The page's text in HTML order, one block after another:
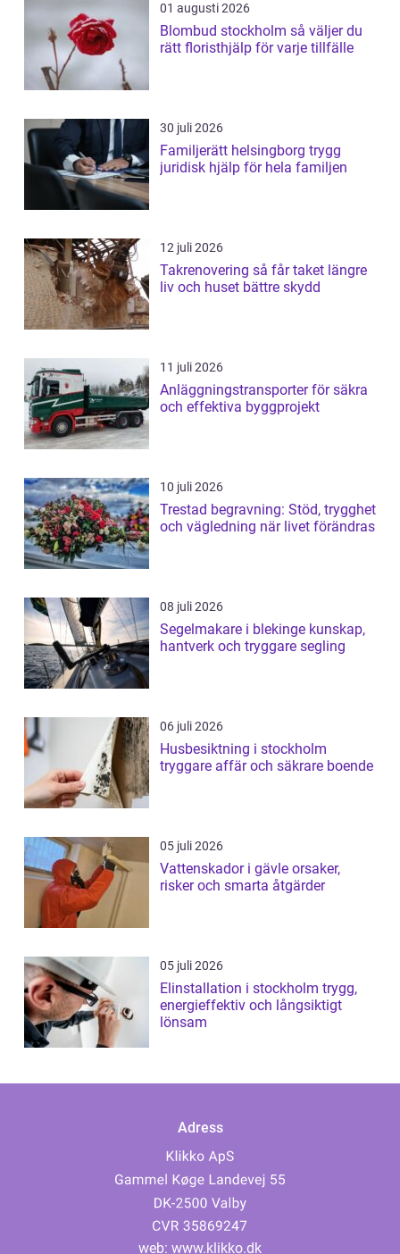
01 augusti 2026
Blombud stockholm så väljer du
rätt floristhjälp för varje tillfälle
30 juli 2026
Familjerätt helsingborg trygg
juridisk hjälp för hela familjen
12 juli 2026
Takrenovering så får taket längre
liv och huset bättre skydd
11 juli 2026
Anläggningstransporter för säkra
och effektiva byggprojekt
10 juli 2026
Trestad begravning: Stöd, trygghet
och vägledning när livet förändras
08 juli 2026
Segelmakare i blekinge kunskap,
hantverk och tryggare segling
06 juli 2026
Husbesiktning i stockholm
tryggare affär och säkrare boende
05 juli 2026
Vattenskador i gävle orsaker,
risker och smarta åtgärder
05 juli 2026
Elinstallation i stockholm trygg,
energieffektiv och långsiktigt
lönsam
Adress
web: www.klikko.dk